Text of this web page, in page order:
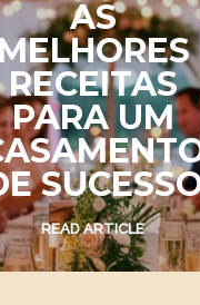
10 DICAS
PARA
COZINHAR
O SEU
PRÓXIMO
DATE
READ ARTICLE